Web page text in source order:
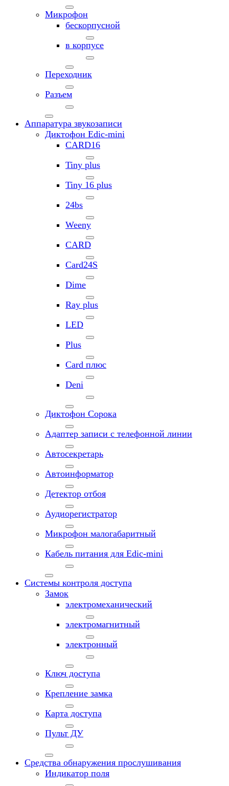
Микрофон
бескорпусной
в корпусе
Переходник
Разъем
Аппаратура звукозаписи
Диктофон Edic-mini
CARD16
Tiny plus
Tiny 16 plus
24bs
Weeny
CARD
Card24S
Dime
Ray plus
LED
Plus
Card плюс
Deni
Диктофон Сорока
Адаптер записи с телефонной линии
Автосекретарь
Автоинформатор
Детектор отбоя
Аудиорегистратор
Микрофон малогабаритный
Кабель питания для Edic-mini
Системы контроля доступа
Замок
электромеханический
электромагнитный
электронный
Ключ доступа
Крепление замка
Карта доступа
Пульт ДУ
Средства обнаружения прослушивания
Индикатор поля